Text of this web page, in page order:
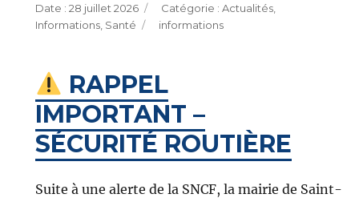
Publié
le
28 juillet 2026 Catégories
Actualités,
Informations, Santé Étiquettes
informations
RAPPEL
IMPORTANT –
SÉCURITÉ ROUTIÈRE
Suite à une alerte de la SNCF, la mairie de Saint-